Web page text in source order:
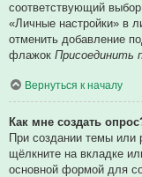
соответствующий
«Личные настройки» в
отменить добавление
флажок Присоединить
Вернуться к началу
Как мне создать
При создании темы или
щёлкните на вкладке
основной формой для